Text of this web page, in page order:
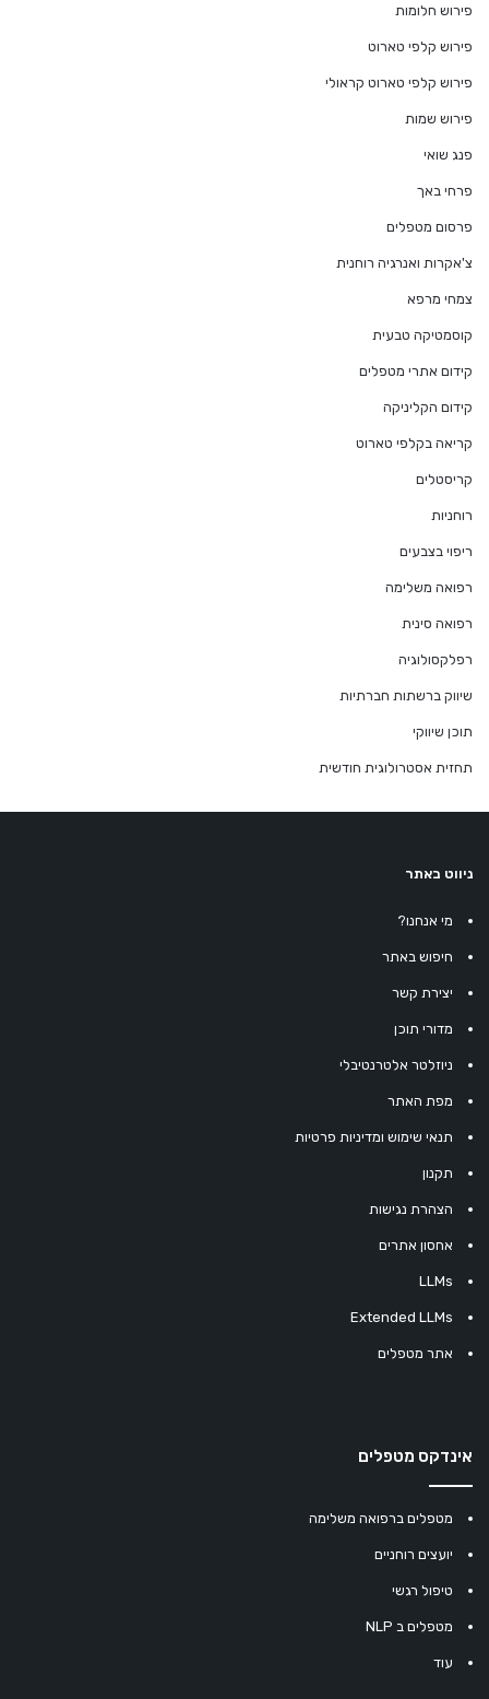
פירוש חלומות
פירוש קלפי טארוט
פירוש קלפי טארוט קראולי
פירוש שמות
פנג שואי
פרחי באך
פרסום מטפלים
צ'אקרות ואנרגיה רוחנית
צמחי מרפא
קוסמטיקה טבעית
קידום אתרי מטפלים
קידום הקליניקה
קריאה בקלפי טארוט
קריסטלים
רוחניות
ריפוי בצבעים
רפואה משלימה
רפואה סינית
רפלקסולוגיה
שיווק ברשתות חברתיות
תוכן שיווקי
תחזית אסטרולוגית חודשית
ניווט באתר
מי אנחנו?
חיפוש באתר
יצירת קשר
מדורי תוכן
ניוזלטר אלטרנטיבלי
מפת האתר
תנאי שימוש ומדיניות פרטיות
תקנון
הצהרת נגישות
אחסון אתרים
LLMs
Extended LLMs
אתר מטפלים
אינדקס מטפלים
מטפלים ברפואה משלימה
יועצים רוחניים
טיפול רגשי
מטפלים ב NLP
עוד